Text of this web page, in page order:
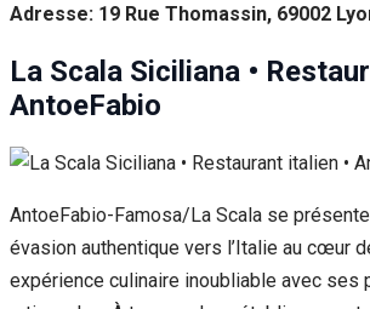
Adresse: 19 Rue Thomassin, 69002
La Scala Siciliana •
AntoeFabio
AntoeFabio-Famosa/La Scala se
évasion authentique vers l’Italie au cœur
expérience culinaire inoubliable avec ses